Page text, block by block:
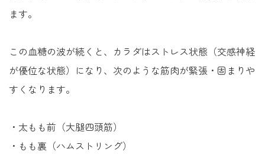
ます。
この血糖の波が続くと、カラダはストレス状態（交感神経
が優位な状態）になり、次のような筋肉が緊張・固まりや
すくなります。
・太もも前（大腿四頭筋）
・もも裏（ハムストリング）